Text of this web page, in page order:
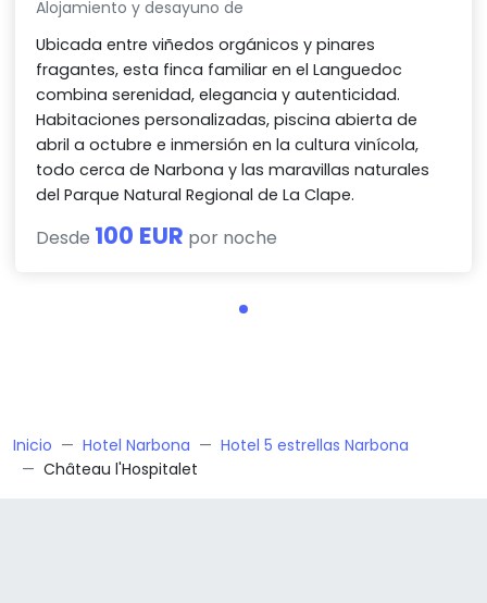
Alojamiento y desayuno de
Ubicada entre viñedos orgánicos y pinares
fragantes, esta finca familiar en el Languedoc
combina serenidad, elegancia y autenticidad.
Habitaciones personalizadas, piscina abierta de
abril a octubre e inmersión en la cultura vinícola,
todo cerca de Narbona y las maravillas naturales
del Parque Natural Regional de La Clape.
Desde 100 EUR por noche
Inicio Hotel Narbona
Hotel 5 estrellas Narbona
Château l'Hospitalet